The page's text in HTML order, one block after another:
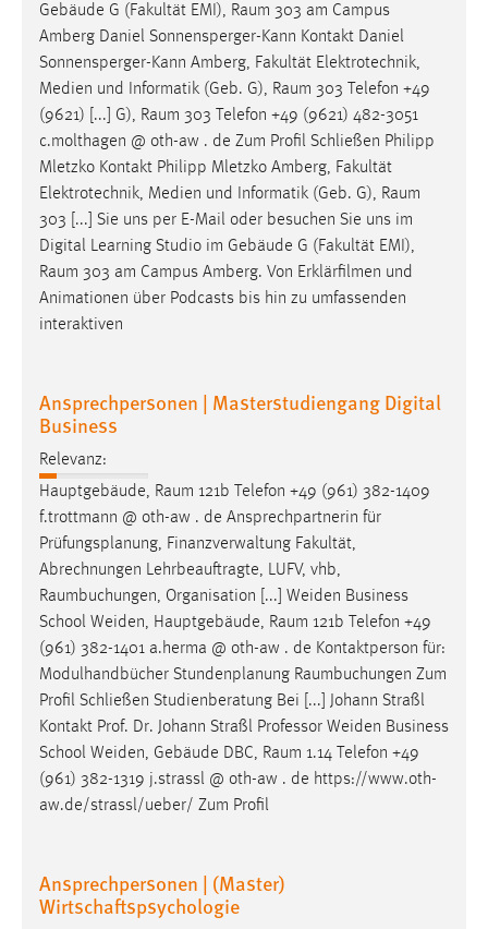
Gebäude G (Fakultät EMI), Raum 303 am Campus
Amberg Daniel Sonnensperger-Kann Kontakt Daniel
Sonnensperger-Kann Amberg, Fakultät Elektrotechnik,
Medien und Informatik (Geb. G), Raum 303 Telefon +49
(9621) [...] G), Raum 303 Telefon +49 (9621) 482-3051
c.molthagen @ oth-aw . de Zum Profil Schließen Philipp
Mletzko Kontakt Philipp Mletzko Amberg, Fakultät
Elektrotechnik, Medien und Informatik (Geb. G), Raum
303 [...] Sie uns per E-Mail oder besuchen Sie uns im
Digital Learning Studio im Gebäude G (Fakultät EMI),
Raum 303 am Campus Amberg. Von Erklärfilmen und
Animationen über Podcasts bis hin zu umfassenden
interaktiven
Ansprechpersonen | Masterstudiengang Digital
Business
Relevanz:
Hauptgebäude, Raum 121b Telefon +49 (961) 382-1409
f.trottmann @ oth-aw . de Ansprechpartnerin für
Prüfungsplanung, Finanzverwaltung Fakultät,
Abrechnungen Lehrbeauftragte, LUFV, vhb,
Raumbuchungen, Organisation [...] Weiden Business
School Weiden, Hauptgebäude, Raum 121b Telefon +49
(961) 382-1401 a.herma @ oth-aw . de Kontaktperson für:
Modulhandbücher Stundenplanung Raumbuchungen Zum
Profil Schließen Studienberatung Bei [...] Johann Straßl
Kontakt Prof. Dr. Johann Straßl Professor Weiden Business
School Weiden, Gebäude DBC, Raum 1.14 Telefon +49
(961) 382-1319 j.strassl @ oth-aw . de https://www.oth-
aw.de/strassl/ueber/ Zum Profil
Ansprechpersonen | (Master)
Wirtschaftspsychologie
Name:
Zweck:
Für performante Seitenauslieferung wird in diesem Cookie
gespeichert, ob man eingeloggt ist.
Sprachpräferenz
Name:
site-language-preference
Zweck:
Das Cookie speichert die gewählte Sprache der Website.
30 Tage
Chat
Name:
MibewSessionID, MIBEW_UserID, mibew_locale, mibew-
chat-frame-style-5e9dbeb1811c0446
Zweck:
Wird benötigt um die Chatfunktion nutzen zu können.
Cookie Laufzeit:
MibewSessionID, mibew-chat-frame-style-
5e9dbeb1811c0446 = Sitzungslaufzeit, mibew_locale = 3
Jahre, MIBEW_UserID = 1 Jahr
Login
Zweck:
Dieser Cookie ist notwendig um sich an der Website